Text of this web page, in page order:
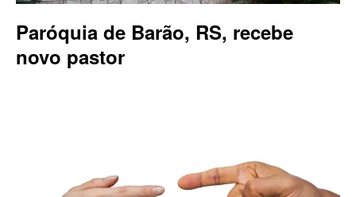
Paróquia de Barão, RS, recebe
novo pastor